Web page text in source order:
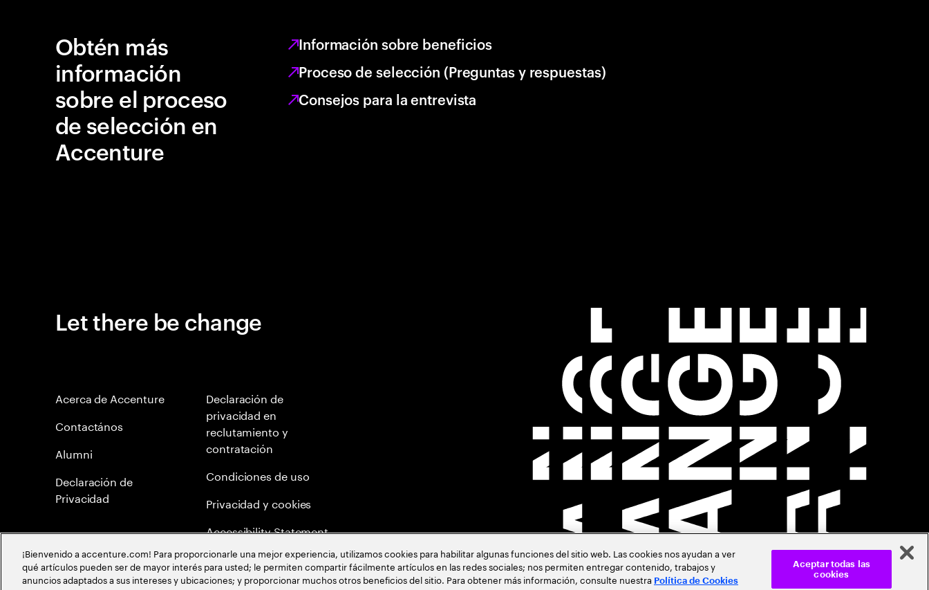
Obtén más
información
sobre el proceso
de selección en
Accenture
Información sobre beneficios
Proceso de selección (Preguntas y respuestas)
Consejos para la entrevista
Let there be change
Acerca de Accenture
Contactános
Alumni
Declaración de
Privacidad
Declaración de
privacidad en
reclutamiento y
contratación
Condiciones de uso
Privacidad y cookies
Accessibility Statement
Mapa del Sitio
Política de meritocracia
¡Bienvenido a accenture.com! Para proporcionarle una mejor experiencia, utilizamos cookies para habilitar algunas funciones del sitio web. Las cookies nos ayudan a ver
qué artículos pueden ser de mayor interés para usted; le permiten compartir fácilmente artículos en las redes sociales; nos permiten entregar contenido, trabajos y
anuncios adaptados a sus intereses y ubicaciones; y proporcionar muchos otros beneficios del sitio. Para obtener más información, consulte nuestra Política de Cookies
Aceptar todas las
cookies